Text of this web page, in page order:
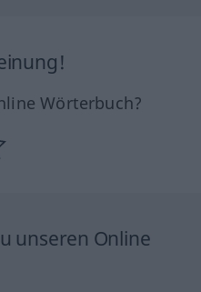
Wörterbuch?
unseren Online